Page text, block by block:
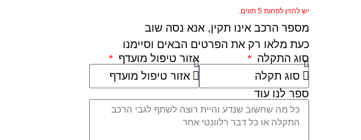
יש להזין לפחות 5 תווים.
מספר הרכב אינו תקין, אנא נסה שוב
כעת מלאו רק את הפרטים הבאים וסיימנו
סוג התקלה
אזור טיפול מועדף
ספר לנו עוד